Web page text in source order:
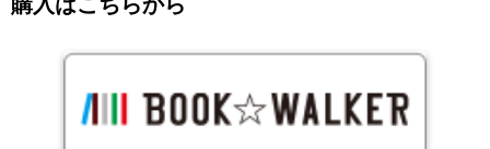
購入はこちらから